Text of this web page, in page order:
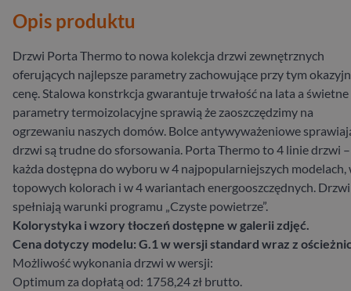
Opis produktu
Drzwi Porta Thermo to nowa kolekcja drzwi zewnętrznych
oferujących najlepsze parametry zachowujące przy tym
cenę. Stalowa konstrkcja gwarantuje trwałość na lata a świetne
parametry termoizolacyjne sprawią że zaoszczędzimy na
ogrzewaniu naszych domów. Bolce antywyważeniowe
drzwi są trudne do sforsowania. Porta Thermo to 4 linie drzwi –
każda dostępna do wyboru w 4 najpopularniejszych modelach,
topowych kolorach i w 4 wariantach energooszczędnych. Drzwi
spełniają warunki programu „Czyste powietrze”.
Kolorystyka i wzory tłoczeń dostępne w galerii zdjęć.
Cena dotyczy modelu: G.1 w wersji standard wraz z
Możliwość wykonania drzwi w wersji:
Optimum za dopłatą od: 1758,24 zł brutto.